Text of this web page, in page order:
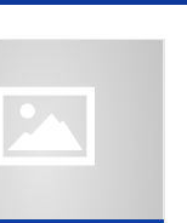
次，了解产品的运行，